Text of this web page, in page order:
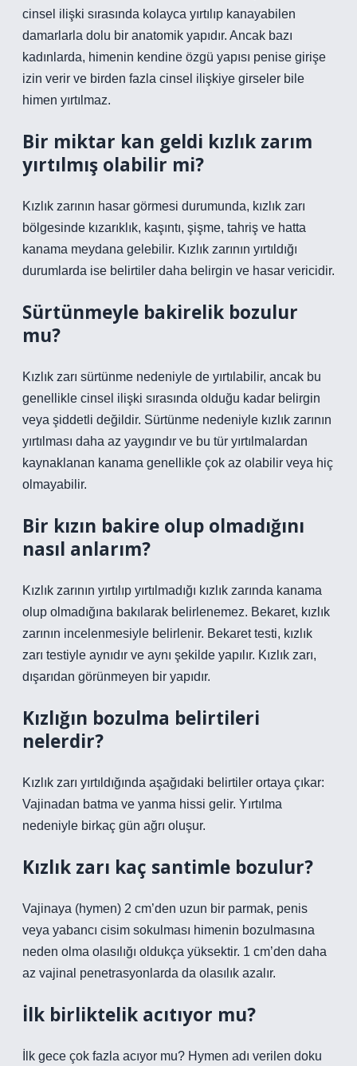
cinsel ilişki sırasında kolayca yırtılıp kanayabilen
damarlarla dolu bir anatomik yapıdır. Ancak bazı
kadınlarda, himenin kendine özgü yapısı penise girişe
izin verir ve birden fazla cinsel ilişkiye girseler bile
himen yırtılmaz.
Bir miktar kan geldi kızlık zarım
yırtılmış olabilir mi?
Kızlık zarının hasar görmesi durumunda, kızlık zarı
bölgesinde kızarıklık, kaşıntı, şişme, tahriş ve hatta
kanama meydana gelebilir. Kızlık zarının yırtıldığı
durumlarda ise belirtiler daha belirgin ve hasar vericidir.
Sürtünmeyle bakirelik bozulur
mu?
Kızlık zarı sürtünme nedeniyle de yırtılabilir, ancak bu
genellikle cinsel ilişki sırasında olduğu kadar belirgin
veya şiddetli değildir. Sürtünme nedeniyle kızlık zarının
yırtılması daha az yaygındır ve bu tür yırtılmalardan
kaynaklanan kanama genellikle çok az olabilir veya hiç
olmayabilir.
Bir kızın bakire olup olmadığını
nasıl anlarım?
Kızlık zarının yırtılıp yırtılmadığı kızlık zarında kanama
olup olmadığına bakılarak belirlenemez. Bekaret, kızlık
zarının incelenmesiyle belirlenir. Bekaret testi, kızlık
zarı testiyle aynıdır ve aynı şekilde yapılır. Kızlık zarı,
dışarıdan görünmeyen bir yapıdır.
Kızlığın bozulma belirtileri
nelerdir?
Kızlık zarı yırtıldığında aşağıdaki belirtiler ortaya çıkar:
Vajinadan batma ve yanma hissi gelir. Yırtılma
nedeniyle birkaç gün ağrı oluşur.
Kızlık zarı kaç santimle bozulur?
Vajinaya (hymen) 2 cm’den uzun bir parmak, penis
veya yabancı cisim sokulması himenin bozulmasına
neden olma olasılığı oldukça yüksektir. 1 cm’den daha
az vajinal penetrasyonlarda da olasılık azalır.
İlk birliktelik acıtıyor mu?
İlk gece çok fazla acıyor mu? Hymen adı verilen doku